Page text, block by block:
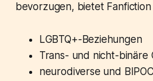
bevorzugen, bietet Fanfiction
LGBTQ+-Beziehungen
Trans- und nicht-binäre
neurodiverse und